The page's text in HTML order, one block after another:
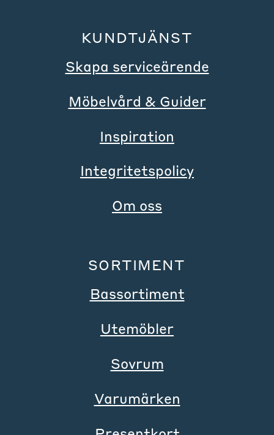
KUNDTJÄNST
Skapa serviceärende
Möbelvård & Guider
Inspiration
Integritetspolicy
Om oss
SORTIMENT
Bassortiment
Utemöbler
Sovrum
Varumärken